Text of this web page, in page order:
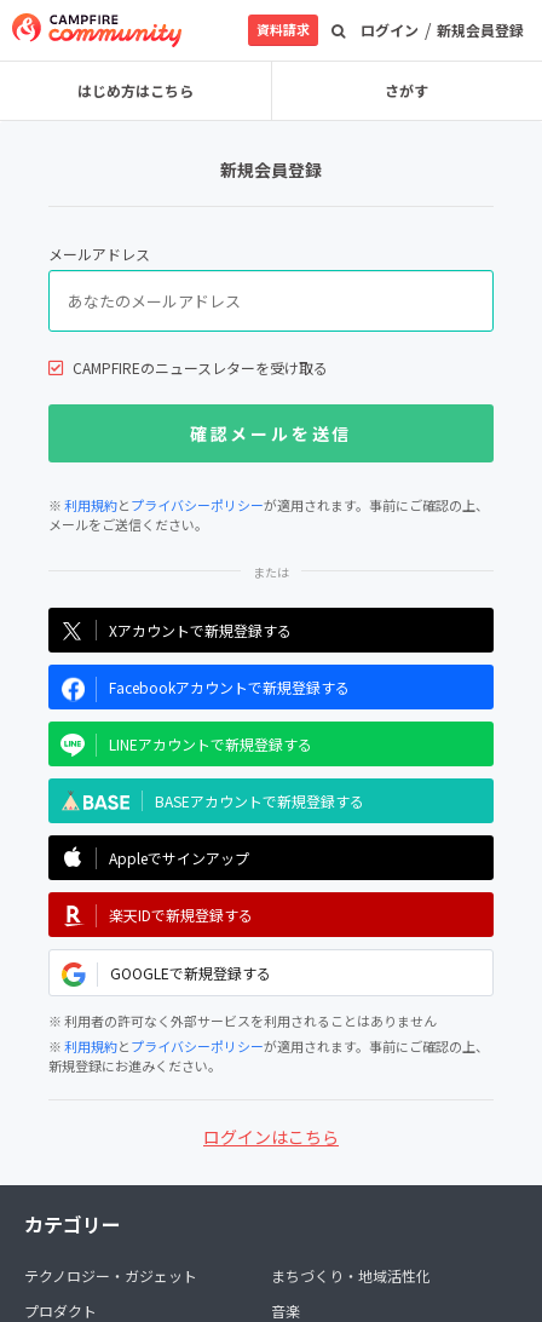
ログイン / 新規会員登録
資料請求
はじめ方はこちら さがす
新規会員登録
メールアドレス
CAMPFIREのニュースレターを受け取る
※利用規約とプライバシーポリシーが適用されます。事前にご確認の上、
メールをご送信ください。
Xアカウントで新規登録する
Facebookアカウントで新規登録する
LINEアカウントで新規登録する
BASEアカウントで新規登録する
Appleでサインアップ
楽天IDで新規登録する
GOOGLEで新規登録する
※ 利用者の許可なく外部サービスを利用されることはありません
※利用規約とプライバシーポリシーが適用されます。事前にご確認の上、
新規登録にお進みください。
ログインはこちら
カテゴリー
テクノロジー・ガジェット
プロダクト
まちづくり・地域活性化
音楽